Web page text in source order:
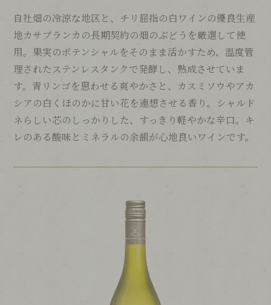
自社畑の冷涼な地区と、チリ屈指の白ワインの優良生産
地カサブランカの長期契約の畑のぶどうを厳選して使
用。果実のポテンシャルをそのまま活かすため、温度管
理されたステンレスタンクで発酵し、熟成させていま
す。青リンゴを思わせる爽やかさと、カスミソウやアカ
シアの白くほのかに甘い花を連想させる香り。シャルド
ネらしい芯のしっかりした、すっきり軽やかな辛口。キ
レのある酸味とミネラルの余韻が心地良いワインです。